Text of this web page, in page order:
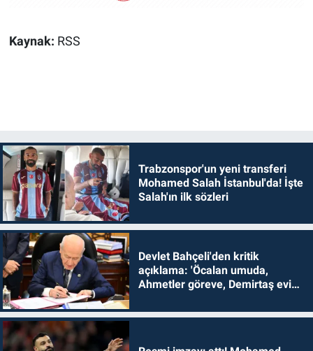
Kaynak: RSS
Trabzonspor'un yeni transferi
Mohamed Salah İstanbul'da! İşte
Salah'ın ilk sözleri
Devlet Bahçeli'den kritik
açıklama: 'Öcalan umuda,
Ahmetler göreve, Demirtaş evine